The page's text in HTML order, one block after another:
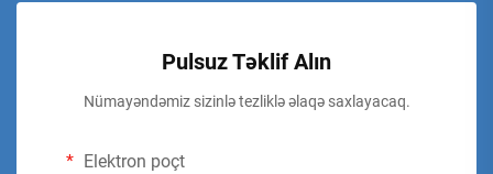
Pulsuz Təklif Alın
Nümayəndəmiz sizinlə tezliklə əlaqə saxlayacaq.
Elektron poçt